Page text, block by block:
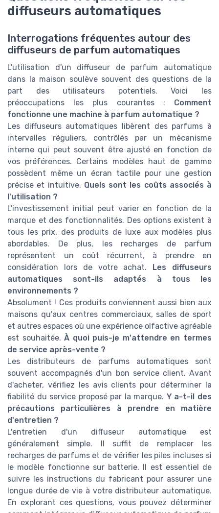
diffuseurs automatiques
Interrogations fréquentes autour des
diffuseurs de parfum automatiques
L'utilisation d'un diffuseur de parfum automatique
dans la maison soulève souvent des questions de la
part des utilisateurs potentiels. Voici les
préoccupations les plus courantes : Comment
fonctionne une machine à parfum automatique ?
Les diffuseurs automatiques libèrent des parfums à
intervalles réguliers, contrôlés par un mécanisme
interne qui peut souvent être ajusté en fonction de
vos préférences. Certains modèles haut de gamme
possèdent même un écran tactile pour une gestion
précise et intuitive. Quels sont les coûts associés à
l'utilisation ?
L'investissement initial peut varier en fonction de la
marque et des fonctionnalités. Des options existent à
tous les prix, des produits de luxe aux modèles plus
abordables. De plus, les recharges de parfum
représentent un coût récurrent, à prendre en
considération lors de votre achat.
Les diffuseurs
automatiques sont-ils adaptés à tous les
environnements ?
Absolument ! Ces produits conviennent aussi bien aux
maisons qu'aux centres commerciaux, salles de sport
et autres espaces où une expérience olfactive agréable
est souhaitée.À quoi puis-je m'attendre en termes
de service après-vente ?
Les distributeurs de parfums automatiques sont
souvent accompagnés d'un bon service client. Avant
d'acheter, vérifiez les avis clients pour déterminer la
fiabilité du service proposé par la marque. Y a-t-il des
précautions particulières à prendre en matière
d'entretien ?
L'entretien d'un diffuseur automatique est
généralement simple. Il suffit de remplacer les
recharges de parfums et de vérifier les piles incluses si
le modèle fonctionne sur batterie. Il est essentiel de
suivre les instructions du fabricant pour assurer une
longue durée de vie à votre distributeur automatique.
En explorant ces questions, vous pouvez déterminer